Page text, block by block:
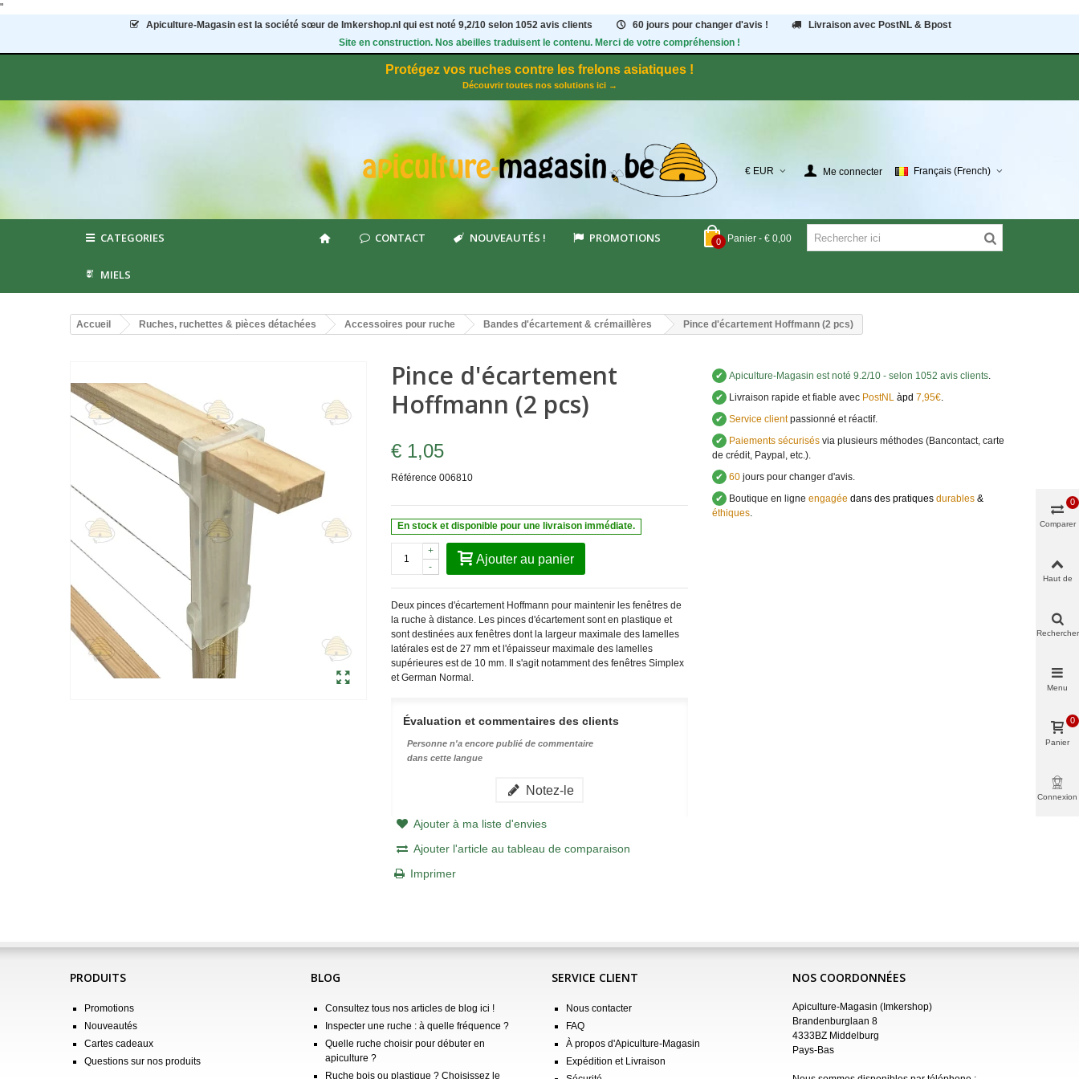
"
Apiculture-Magasin est la société sœur de Imkershop.nl qui est noté 9,2/10 selon 1052avis clients 60 jours pour changer d'avis !
Livraison avec PostNL & Bpost
Site en construction. Nos abeilles traduisent le contenu. Merci de votre compréhension !
Protégez vos ruches contre les frelons asiatiques !
Découvrir toutes nos solutions ici →
€ EUR Me connecter Français (French)
0 Panier - € 0,00
CATEGORIES CONTACT NOUVEAUTÉS ! PROMOTIONS
MIELS
Accueil Ruches, ruchettes & pièces détachées Accessoires pour ruche Bandes d'écartement & crémaillères Pince d'écartement Hoffmann (2 pcs)
Pince d'écartement
Hoffmann (2 pcs)
€ 1,05
Référence 006810
En stock et disponible pour une livraison immédiate.
-
+
Ajouter au panier
Deux pinces d'écartement Hoffmann pour maintenir les fenêtres de
la ruche à distance. Les pinces d'écartement sont en plastique et
sont destinées aux fenêtres dont la largeur maximale des lamelles
latérales est de 27 mm et l'épaisseur maximale des lamelles
supérieures est de 10 mm. Il s'agit notamment des fenêtres Simplex
et German Normal.
Évaluation et commentaires des clients
Personne n'a encore publié de commentaire
dans cette langue
Notez-le
Ajouter à ma liste d'envies
Ajouter l'article au tableau de comparaison
Imprimer
✔ Apiculture-Magasin est noté 9.2/10 - selon 1052 avis clients.
✔ Livraison rapide et fiable avecPostNL àpd 7,95€.
✔ Service clientpassionné et réactif.
✔ Paiements sécurisésvia plusieurs méthodes (Bancontact, carte
de crédit, Paypal, etc.).
✔ 60jours pour changer d'avis.
✔ Boutique en ligne engagée dans des pratiques durables&
éthiques.
PRODUITS
Promotions
Nouveautés
Cartes cadeaux
Questions sur nos produits
BLOG
Consultez tous nos articles de blog ici !
Inspecter une ruche : à quelle fréquence ?
Quelle ruche choisir pour débuter en
apiculture ?
Ruche bois ou plastique ? Choisissez le
SERVICE CLIENT
Nous contacter
FAQ
À propos d'Apiculture-Magasin
Expédition et Livraison
NOS COORDONNÉES
Apiculture-Magasin (Imkershop)
Brandenburglaan 8
4333BZ Middelburg
Pays-Bas
Comparer
0
Haut de
Rechercher
Menu
Panier
0
Connexion